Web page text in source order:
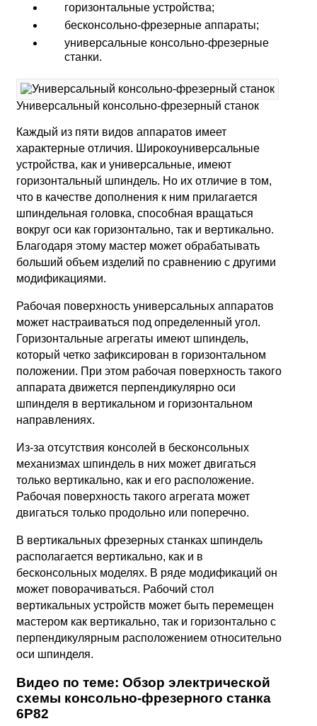
горизонтальные устройства;
бесконсольно-фрезерные аппараты;
универсальные консольно-фрезерные
станки.
Универсальный консольно-фрезерный станок
Каждый из пяти видов аппаратов имеет
характерные отличия. Широкоуниверсальные
устройства, как и универсальные, имеют
горизонтальный шпиндель. Но их отличие в том,
что в качестве дополнения к ним прилагается
шпиндельная головка, способная вращаться
вокруг оси как горизонтально, так и вертикально.
Благодаря этому мастер может обрабатывать
больший объем изделий по сравнению с другими
модификациями.
Рабочая поверхность универсальных аппаратов
может настраиваться под определенный угол.
Горизонтальные агрегаты имеют шпиндель,
который четко зафиксирован в горизонтальном
положении. При этом рабочая поверхность такого
аппарата движется перпендикулярно оси
шпинделя в вертикальном и горизонтальном
направлениях.
Из-за отсутствия консолей в бесконсольных
механизмах шпиндель в них может двигаться
только вертикально, как и его расположение.
Рабочая поверхность такого агрегата может
двигаться только продольно или поперечно.
В вертикальных фрезерных станках шпиндель
располагается вертикально, как и в
бесконсольных моделях. В ряде модификаций он
может поворачиваться. Рабочий стол
вертикальных устройств может быть перемещен
мастером как вертикально, так и горизонтально с
перпендикулярным расположением относительно
оси шпинделя.
Видео по теме: Обзор электрической
схемы консольно-фрезерного станка
6Р82